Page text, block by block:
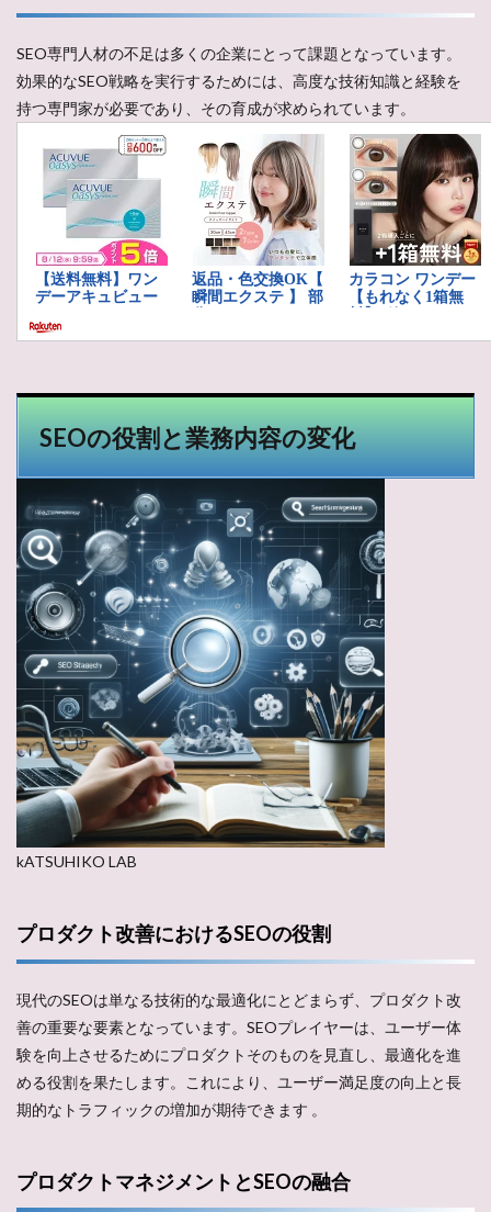
SEO専門人材の不足は多くの企業にとって課題となっています。
効果的なSEO戦略を実行するためには、高度な技術知識と経験を
持つ専門家が必要であり、その育成が求められています​​。
SEOの役割と業務内容の変化
kATSUHIKO LAB
プロダクト改善におけるSEOの役割
現代のSEOは単なる技術的な最適化にとどまらず、プロダクト改
善の重要な要素となっています。SEOプレイヤーは、ユーザー体
験を向上させるためにプロダクトそのものを見直し、最適化を進
める役割を果たします。これにより、ユーザー満足度の向上と長
期的なトラフィックの増加が期待できます​ ​。
プロダクトマネジメントとSEOの融合